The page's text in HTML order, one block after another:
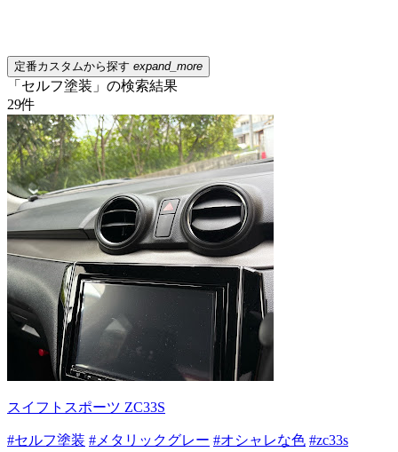
定番カスタムから探す expand_more
「セルフ塗装」の検索結果
29件
スイフトスポーツ ZC33S
#セルフ塗装 #メタリックグレー #オシャレな色 #zc33s